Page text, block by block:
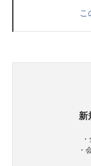
こ
新
・